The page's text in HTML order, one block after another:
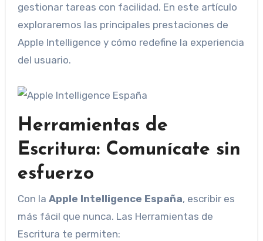
gestionar tareas con facilidad. En este artículo
exploraremos las principales prestaciones de
Apple Intelligence y cómo redefine la experiencia
del usuario.
Herramientas de
Escritura: Comunícate sin
esfuerzo
Con la Apple Intelligence España, escribir es
más fácil que nunca. Las Herramientas de
Escritura te permiten: